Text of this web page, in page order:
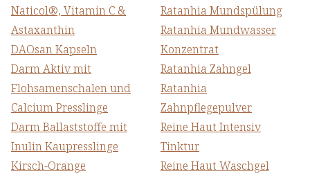
Naticol®, Vitamin C &
Astaxanthin
DAOsan Kapseln
Darm Aktiv mit
Flohsamenschalen und
Calcium Presslinge
Darm Ballaststoffe mit
Inulin Kaupresslinge
Kirsch-Orange
Ratanhia Mundspülung
Ratanhia Mundwasser
Konzentrat
Ratanhia Zahngel
Ratanhia
Zahnpflegepulver
Reine Haut Intensiv
Tinktur
Reine Haut Waschgel